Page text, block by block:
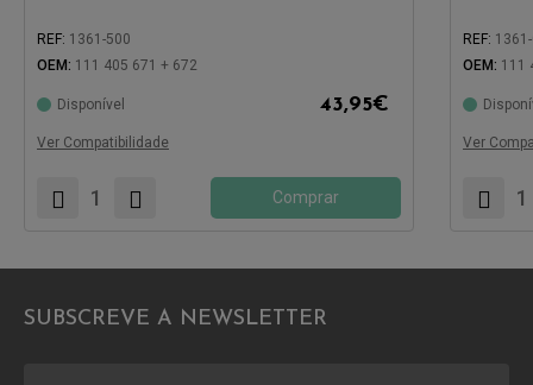
REF: 1361-500
OEM: 111 405 671 + 672
Disponível 43,95€
Ver Compatibilidade
Comprar
REF:
OEM: 111
Ver
SUBSCREVE A NEWSLETTER